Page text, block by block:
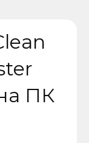
ПК